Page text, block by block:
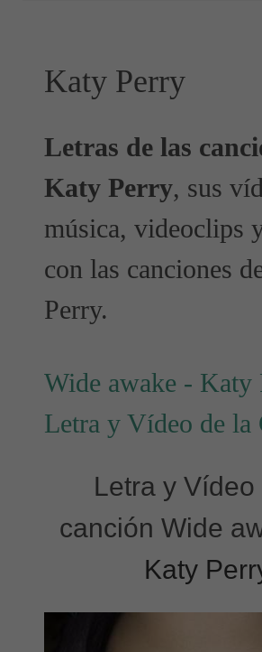
Katy Perry
Letras de las
Katy Perry, sus
música, videoclips
con las canciones
Perry.
Wide awake - Katy
Letra y Vídeo de la
Letra y Vídeo
canción Wide
Katy